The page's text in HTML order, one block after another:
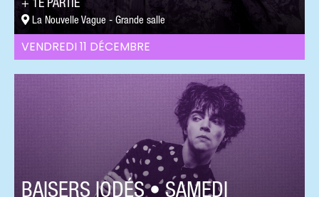
VENDREDI 11 DÉCEMBRE
1E PARTIE
La Nouvelle Vague - Grande salle